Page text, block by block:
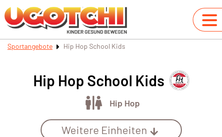
Sportangebote Hip Hop School Kids
Hip Hop School Kids
Hip Hop
Weitere Einheiten